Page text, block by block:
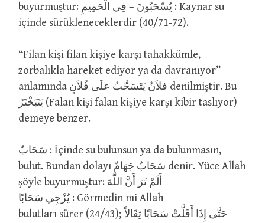
buyurmuştur: يُسْحَبُونَ – فِي الْحَمِيمِ : Kaynar su
içinde sürükleneceklerdir (40/71-72).
“Filan kişi filan kişiye karşı tahakkümle,
zorbalıkla hareket ediyor ya da davranıyor”
anlamında فلاَنٌ يَتَسَحَّبُ علَى فُلاَنٍ denilmiştir. Bu
يَتَبَخْتَرُ (Falan kişi falan kişiye karşı kibir taslıyor)
demeye benzer.
سَحَابٌ : İçinde su bulunsun ya da bulunmasın,
bulut. Bundan dolayı سَحَابٌ جَهَامٌ denir. Yüce Allah
şöyle buyurmuştur: أَلَمْ تَرَ أَنَّ اللَّهَ
يُزْجِي سَحَابًا : Görmedin mi Allah
bulutları sürer (24/43); حَتَّى إِذَا أَقَلَّتْ سَحَابًا ثِقَالاً